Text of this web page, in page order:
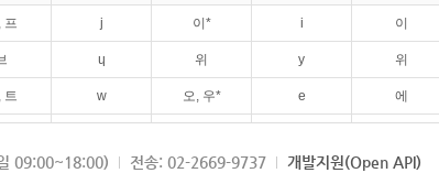
프 j 이* i 이
ɥ 위 y 위
트 w 오, 우* e 에
크 ɛ 에
09:00~18:00) 전송: 02-2669-9737 개발지원(Open API)